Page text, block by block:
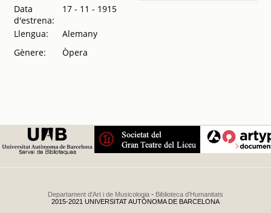
Data
d'estrena:
17 - 11 - 1915
Llengua:
Alemany
Gènere:
Òpera
Departament d'Art i de Musicologia - Biblioteca d'Humanitats
2015-2021 UNIVERSITAT AUTÒNOMA DE BARCELONA